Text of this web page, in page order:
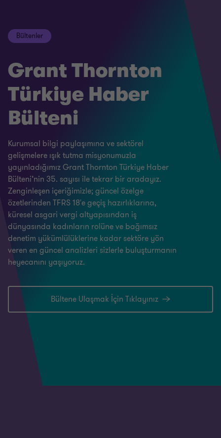
Bültenler
Grant Thornton
Türkiye Haber
Bülteni
Kurumsal bilgi paylaşımına ve sektörel
gelişmelere ışık tutma misyonumuzla
yayınladığımız Grant Thornton Türkiye Haber
Bülteni’nin 35. sayısı ile tekrar bir aradayız.
Zenginleşen içeriğimizle; güncel özelge
özetlerinden TFRS 18'e geçiş hazırlıklarına,
küresel asgari vergi altyapısından iş
dünyasında kadınların rolüne ve bağımsız
denetim yükümlülüklerine kadar sektöre yön
veren en güncel analizleri sizlerle buluşturmanın
heyecanını yaşıyoruz.
Bültene Ulaşmak İçin Tıklayınız